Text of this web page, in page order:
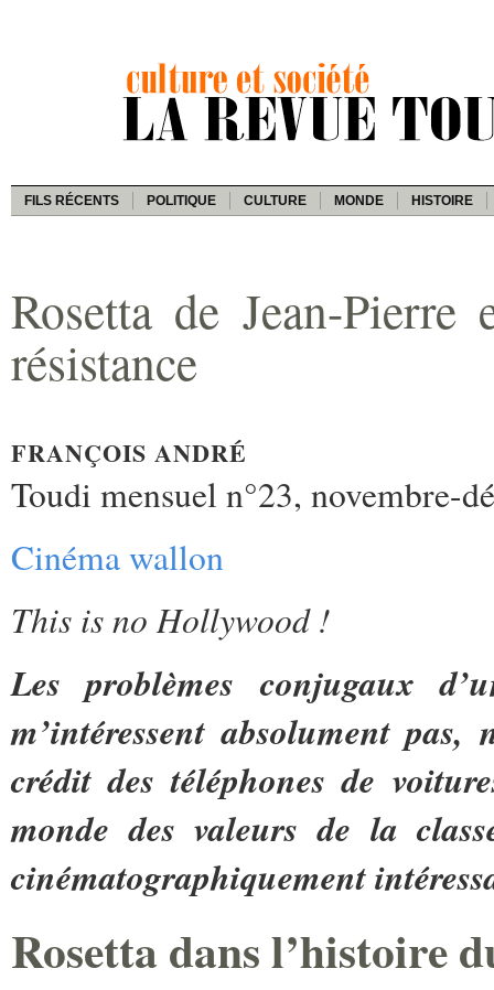
FILS RÉCENTS POLITIQUE CULTURE MONDE HISTOIRE
Rosetta de Jean-
résistance
FRANÇOIS ANDRÉ
Toudi mensuel n°23, novembre-
Cinéma wallon
This is no Hollywood !
Les problèmes conjugaux
m’intéressent absolument
crédit des téléphones de
monde des valeurs de la
cinématographiquement
Rosetta dans l’histoire